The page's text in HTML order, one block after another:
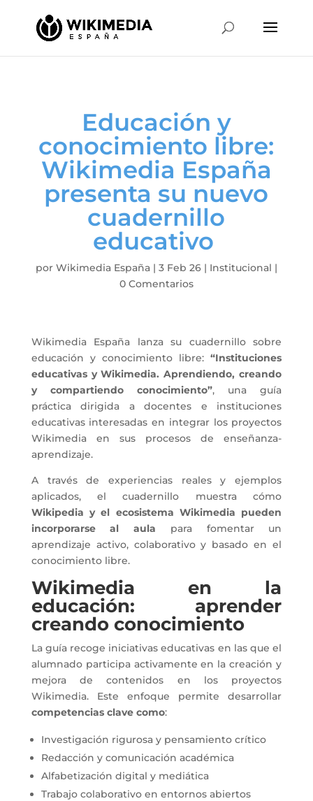
Educación y
conocimiento libre:
Wikimedia España
presenta su nuevo
cuadernillo
educativo
por Wikimedia España| 3 Feb 26| Institucional |
0 Comentarios
Wikimedia España lanza su cuadernillo sobre
educación y conocimiento libre:“Instituciones
educativas y Wikimedia. Aprendiendo, creando
y compartiendo conocimiento”, una guía
práctica dirigida a docentes e instituciones
educativas interesadas en integrar los proyectos
Wikimedia en sus procesos de enseñanza-
aprendizaje.
A través de experiencias reales y ejemplos
aplicados, el cuadernillo muestra cómo
Wikipedia y el ecosistema Wikimedia pueden
incorporarse al aula para fomentar un
aprendizaje activo, colaborativo y basado en el
conocimiento libre.
Wikimedia en la
educación: aprender
creando conocimiento
La guía recoge iniciativas educativas en las que el
alumnado participa activamente en la creación y
mejora de contenidos en los proyectos
Wikimedia. Este enfoque permite desarrollar
competencias clave como:
Investigación rigurosa y pensamiento crítico
Redacción y comunicación académica
Alfabetización digital y mediática
Trabajo colaborativo en entornos abiertos